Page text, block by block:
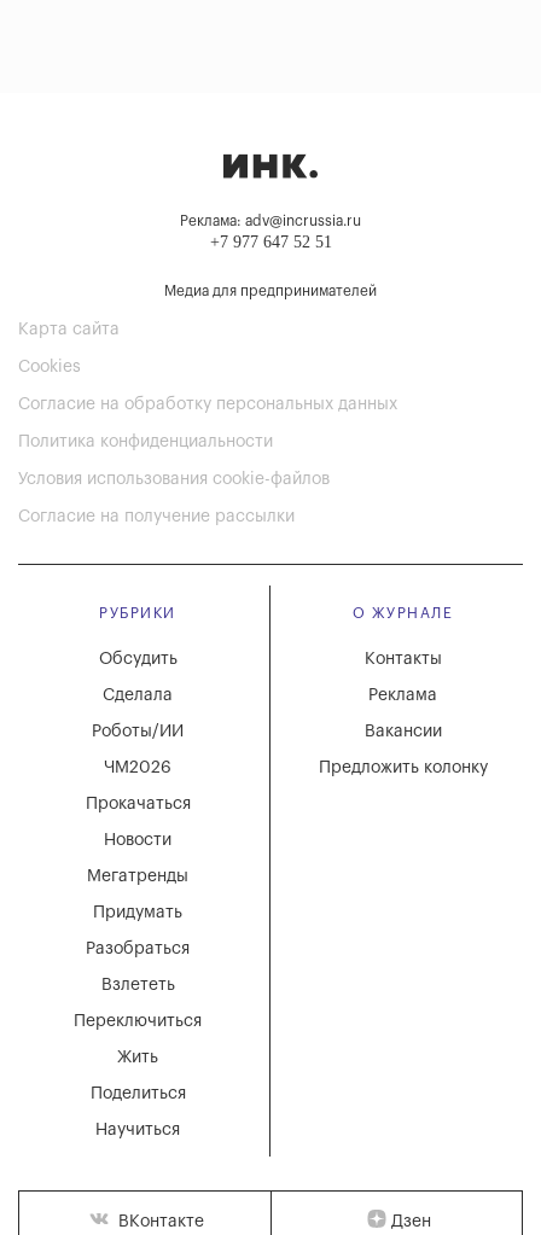
Реклама: adv@incrussia.ru
+7 977 647 52 51
Медиа для предпринимателей
Карта сайта
Cookies
Согласие на обработку персональных данных
Политика конфиденциальности
Условия использования cookie-файлов
Согласие на получение рассылки
РУБРИКИ
Мегатренды
Придумать
Разобраться
Взлететь
Новости
Переключиться
Жить
Поделиться
Научиться
Обсудить
Сделала
Роботы/ИИ
ЧМ2026
Прокачаться
О ЖУРНАЛЕ
Вакансии
Реклама
Контакты
Предложить колонку
ВКонтакте Дзен